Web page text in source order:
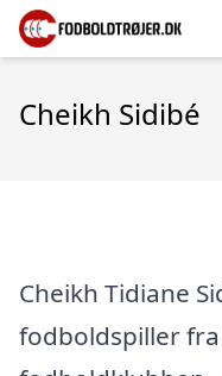
Cheikh Sidibé
Cheikh Tidiane
fodboldspiller